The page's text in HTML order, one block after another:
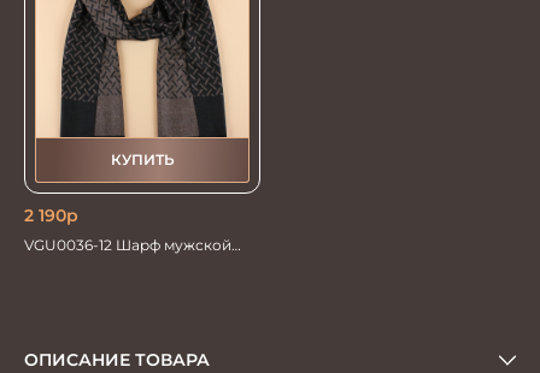
КУПИТЬ
2 190р
VGU0036-12 Шарф мужской
ОПИСАНИЕ ТОВАРА